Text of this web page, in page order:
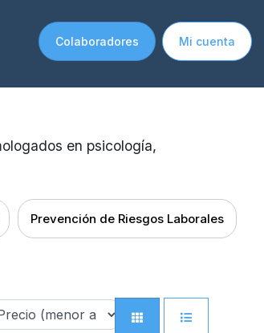
Colaboradores Mi cuenta
en psicología,
Prevención de Riesgos Laborales